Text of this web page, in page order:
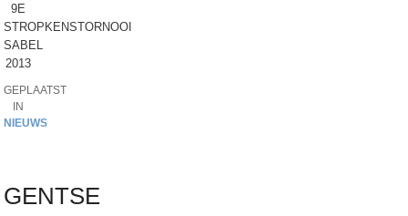
9E
STROPKENSTORNOOI
SABEL
2013
GEPLAATST
IN
NIEUWS
GENTSE